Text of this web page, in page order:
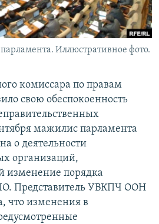
Иллюстративное фото.
комиссара по правам
свою обеспокоенность
мажилис парламента
о деятельности
организаций,
изменение порядка
Представитель УВКПЧ ООН
что изменения в